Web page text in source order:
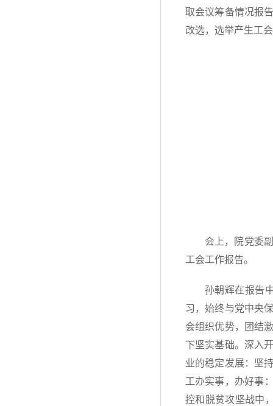
取会议筹备情况报
改选，选举产生工
会上，院党委
工会工作报告。
孙朝辉在报告
习，始终与党中央
会组织优势，团结
下坚实基础。深入
业的稳定发展：坚
工办实事，办好事
控和脱贫攻坚战中